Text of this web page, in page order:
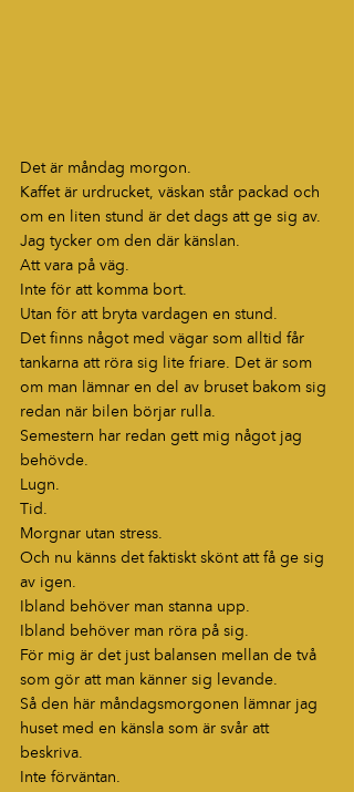
Det är måndag morgon.
Kaffet är urdrucket, väskan står packad och
om en liten stund är det dags att ge sig av.
Jag tycker om den där känslan.
Att vara på väg.
Inte för att komma bort.
Utan för att bryta vardagen en stund.
Det finns något med vägar som alltid får
tankarna att röra sig lite friare. Det är som
om man lämnar en del av bruset bakom sig
redan när bilen börjar rulla.
Semestern har redan gett mig något jag
behövde.
Lugn.
Tid.
Morgnar utan stress.
Och nu känns det faktiskt skönt att få ge sig
av igen.
Ibland behöver man stanna upp.
Ibland behöver man röra på sig.
För mig är det just balansen mellan de två
som gör att man känner sig levande.
Så den här måndagsmorgonen lämnar jag
huset med en känsla som är svår att
beskriva.
Inte förväntan.